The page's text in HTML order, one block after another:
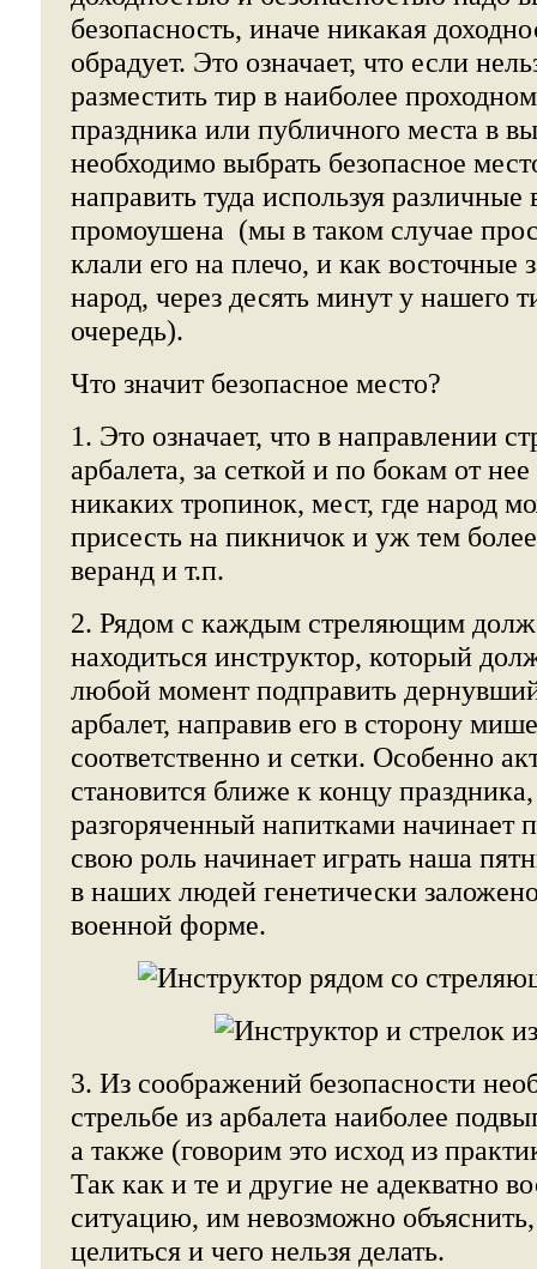
безопасность, иначе никакая
обрадует. Это означает, что если
разместить тир в наиболее
праздника или публичного места в
необходимо выбрать безопасное
направить туда используя
промоушена (мы в таком случае
клали его на плечо, и как восточные
народ, через десять минут у нашего
очередь).
Что значит безопасное место?
1. Это означает, что в направлении
арбалета, за сеткой и по бокам от
никаких тропинок, мест, где народ
присесть на пикничок и уж тем
веранд и т.п.
2. Рядом с каждым стреляющим
находиться инструктор, который
любой момент подправить
арбалет, направив его в сторону
соответственно и сетки. Особенно
становится ближе к концу
разгоряченный напитками начинает
свою роль начинает играть наша
в наших людей генетически
военной форме.
3. Из соображений безопасности
стрельбе из арбалета наиболее
а также (говорим это исход из
Так как и те и другие не адекватно
ситуацию, им невозможно
целиться и чего нельзя делать.